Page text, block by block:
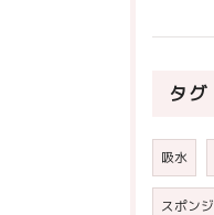
タグ
吸水
スポンジ